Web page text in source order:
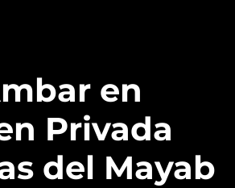
en
Privada
del Mayab